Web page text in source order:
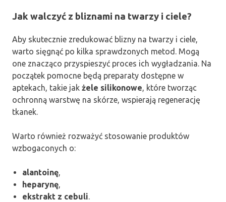
Jak walczyć z bliznami na twarzy i ciele?
Aby skutecznie zredukować blizny na twarzy i ciele,
warto sięgnąć po kilka sprawdzonych metod. Mogą
one znacząco przyspieszyć proces ich wygładzania. Na
początek pomocne będą preparaty dostępne w
aptekach, takie jak żele silikonowe, które tworząc
ochronną warstwę na skórze, wspierają regenerację
tkanek.
Warto również rozważyć stosowanie produktów
wzbogaconych o:
alantoinę,
heparynę,
ekstrakt z cebuli.